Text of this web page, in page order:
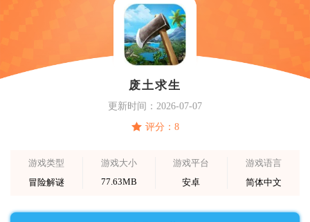
废土求生
更新时间：2026-07-07
评分：8
游戏类型
冒险解谜
游戏大小
77.63MB
游戏平台
安卓
游戏语言
简体中文